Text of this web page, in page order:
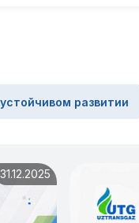
развитии
31.12.2025